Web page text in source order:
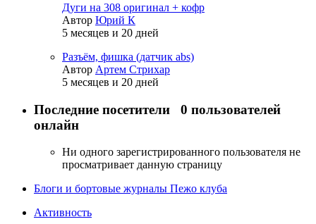
Дуги на 308 оригинал + кофр
Автор Юрий К
5 месяцев и 20 дней
Разъём, фишка (датчик abs)
Автор Артем Стрихар
5 месяцев и 20 дней
Последние посетители 0 пользователей
онлайн
Ни одного зарегистрированного пользователя не
просматривает данную страницу
Блоги и бортовые журналы Пежо клуба
Активность